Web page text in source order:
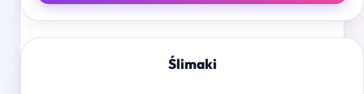
Ślimaki